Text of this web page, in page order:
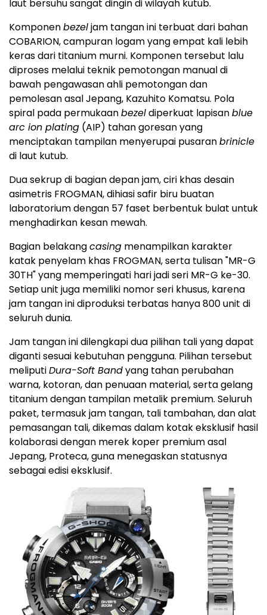
laut bersuhu sangat dingin di wilayah kutub.
Komponenbezeljam tangan ini terbuat dari bahan
COBARION, campuran logam yang empat kali lebih
keras dari titanium murni. Komponen tersebut lalu
diproses melalui teknik pemotongan manual di
bawah pengawasan ahli pemotongan dan
pemolesan asal Jepang, Kazuhito Komatsu. Pola
spiral pada permukaanbezeldiperkuat lapisanblue
arc ion plating (AIP) tahan goresan yang
menciptakan tampilan menyerupai pusaranbrinicle
di laut kutub.
Dua sekrup di bagian depan jam, ciri khas desain
asimetris FROGMAN, dihiasi safir biru buatan
laboratorium dengan 57 faset berbentuk bulat untuk
menghadirkan kesan mewah.
Bagian belakangcasing menampilkan karakter
katak penyelam khas FROGMAN, serta tulisan "MR-G
30TH" yang memperingati hari jadi seri MR-G ke-30.
Setiap unit juga memiliki nomor seri khusus, karena
jam tangan ini diproduksi terbatas hanya 800 unit di
seluruh dunia.
Jam tangan ini dilengkapi dua pilihan tali yang dapat
diganti sesuai kebutuhan pengguna. Pilihan tersebut
meliputiDura-Soft Bandyang tahan perubahan
warna, kotoran, dan penuaan material, serta gelang
titanium dengan tampilan metalik premium. Seluruh
paket, termasuk jam tangan, tali tambahan, dan alat
pemasangan tali, dikemas dalam kotak eksklusif hasil
kolaborasi dengan merek koper premium asal
Jepang, Proteca, guna menegaskan statusnya
sebagai edisi eksklusif.